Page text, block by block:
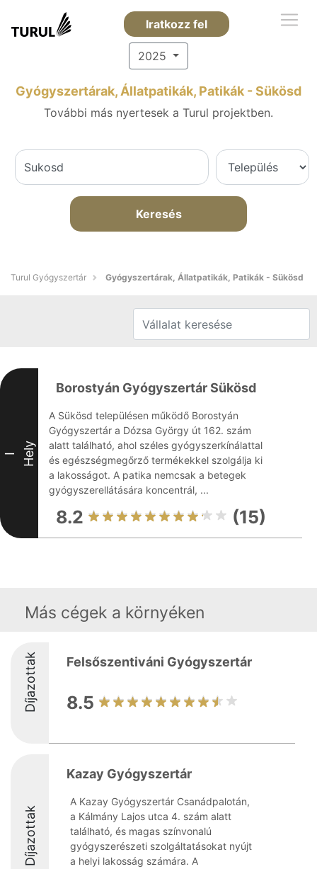
Iratkozz fel
2025
Gyógyszertárak, Állatpatikák, Patikák - Sükösd
További más nyertesek a Turul projektben.
Keresés
Turul Gyógyszertár Gyógyszertárak, Állatpatikák, Patikák - Sükösd
I Hely
Borostyán Gyógyszertár Sükösd
A Sükösd településen működő Borostyán
Gyógyszertár a Dózsa György út 162. szám
alatt található, ahol széles gyógyszerkínálattal
és egészségmegőrző termékekkel szolgálja ki
a lakosságot. A patika nemcsak a betegek
gyógyszerellátására koncentrál, ...
8.2 (15)
Más cégek a környéken
Díjazottak Felsőszentiváni Gyógyszertár
8.5
Díjazottak
Kazay Gyógyszertár
A Kazay Gyógyszertár Csanádpalotán,
a Kálmány Lajos utca 4. szám alatt
található, és magas színvonalú
gyógyszerészeti szolgáltatásokat nyújt
a helyi lakosság számára. A